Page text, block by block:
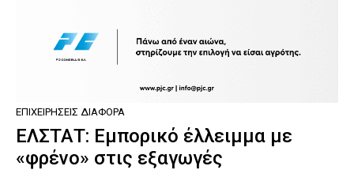
ΕΠΙΧΕΙΡΉΣΕΙΣ ΔΙΆΦΟΡΑ
ΕΛΣΤΑΤ: Εμπορικό έλλειμμα με
«φρένο» στις εξαγωγές